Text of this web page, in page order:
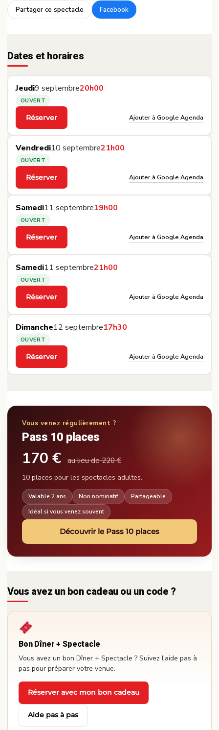
Partager ce spectacle
·
Facebook
Dates et horaires
Jeudi9 septembre20h00
OUVERT
Réserver
·
Ajouter à Google Agenda
Vendredi10 septembre21h00
OUVERT
Réserver
·
Ajouter à Google Agenda
Samedi11 septembre19h00
OUVERT
Réserver
·
Ajouter à Google Agenda
Samedi11 septembre21h00
OUVERT
Réserver
·
Ajouter à Google Agenda
Dimanche12 septembre17h30
OUVERT
Réserver
·
Ajouter à Google Agenda
Vous venez régulièrement ?
Pass 10 places
170 € au lieu de 220 €
10 places pour les spectacles adultes.
Valable 2 ans Non nominatif
Partageable
Idéal si vous venez souvent
Découvrir le Pass 10 places
Vous avez un bon cadeau ou un code ?
Bon Dîner + Spectacle
Vous avez un bon Dîner + Spectacle ? Suivez l'aide pas à
pas pour préparer votre venue.
Réserver avec mon bon cadeau
· Aide pas à pas